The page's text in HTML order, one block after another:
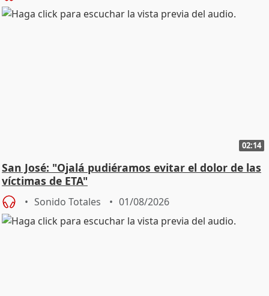
02:14
San José: "Ojalá pudiéramos evitar el dolor de las
víctimas de ETA"
Sonido Totales 01/08/2026